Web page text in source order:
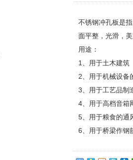
不锈钢冲孔板是
面平整，光滑，
用途：
1、用于土木建筑
2、用于机械设备
3、用于工艺品制
4、用于高档音箱
5、用于粮食的通
6、用于桥梁作钢